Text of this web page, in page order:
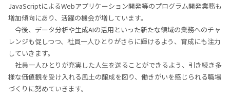
JavaScriptによるWebアプリケーション開発等のプログラム開発業務も
増加傾向にあり、活躍の機会が増しています。
今後、データ分析や生成AIの活用といった新たな領域の業務へのチャ
レンジも促しつつ、社員⼀⼈ひとりがさらに輝けるよう、育成にも注⼒
していきます。
社員⼀⼈ひとりが充実した⼈⽣を送ることができるよう、引き続き多
様な価値観を受け⼊れる⾵⼟の醸成を図り、働きがいを感じられる職場
づくりに努めていきます。